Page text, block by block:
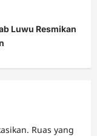
Luwu Resmikan
Ruas yang